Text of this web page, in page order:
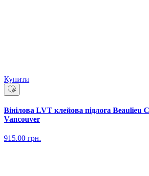
Купити
Вінілова LVT клейова підлога Beaulieu
Vancouver
915.00 грн.